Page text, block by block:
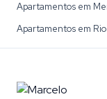
Apartamentos em
Apartamentos em